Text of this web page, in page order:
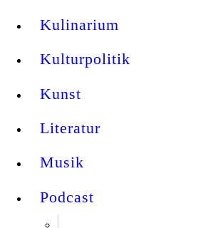
Kulinarium
Kulturpolitik
Kunst
Literatur
Musik
Podcast